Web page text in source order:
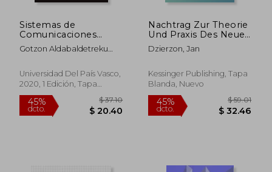
Sistemas de
Comunicaciones
Opticas
Gotzon Aldabaldetreku
Apaolaza
Universidad Del País Vasco,
2020, 1 Edición, Tapa
Blanda, Nuevo
Nachtrag Zur Theorie
Und Praxis Des Neuen
Bienenfreundes: Oder
Einer Neuen Art Der
(en Alemán)
Dzierzon, Jan
Kessinger Publishing, Tapa
Blanda, Nuevo